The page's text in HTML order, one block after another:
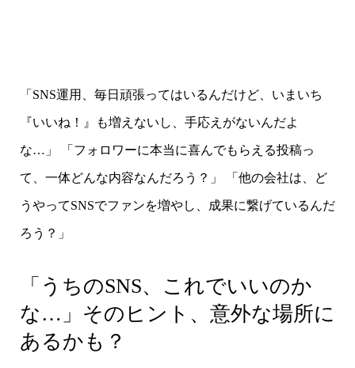
「SNS運用、毎日頑張ってはいるんだけど、いまいち
『いいね！』も増えないし、手応えがないんだよ
な…」 「フォロワーに本当に喜んでもらえる投稿っ
て、一体どんな内容なんだろう？」 「他の会社は、ど
うやってSNSでファンを増やし、成果に繋げているんだ
ろう？」
「うちのSNS、これでいいのか
な…」そのヒント、意外な場所に
あるかも？